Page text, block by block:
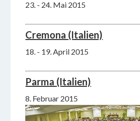
23. - 24. Mai 2015
Cremona (Italien)
18. - 19. April 2015
Parma (Italien)
8. Februar 2015